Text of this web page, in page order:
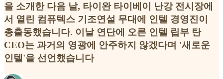
을 소개한 다음 날, 타이완 타이베이 난강 전시장에
서 열린 컴퓨텍스 기조연설 무대에 인텔 경영진이
총출동했습니다. 이날 연단에 오른 인텔 립부 탄
CEO는 과거의 영광에 안주하지 않겠다며 '새로운
인텔'을 선언했습니다